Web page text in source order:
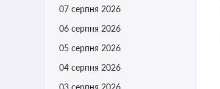
07 серпня 2026
06 серпня 2026
05 серпня 2026
04 серпня 2026
03 серпня 2026